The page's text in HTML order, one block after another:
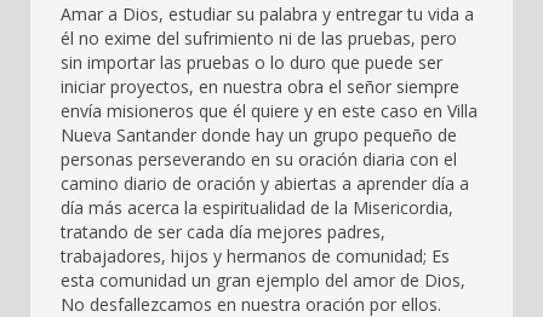
Amar a Dios, estudiar su palabra y entregar tu vida a
él no exime del sufrimiento ni de las pruebas, pero
sin importar las pruebas o lo duro que puede ser
iniciar proyectos, en nuestra obra el señor siempre
envía misioneros que él quiere y en este caso en Villa
Nueva Santander donde hay un grupo pequeño de
personas perseverando en su oración diaria con el
camino diario de oración y abiertas a aprender día a
día más acerca la espiritualidad de la Misericordia,
tratando de ser cada día mejores padres,
trabajadores, hijos y hermanos de comunidad; Es
esta comunidad un gran ejemplo del amor de Dios,
No desfallezcamos en nuestra oración por ellos.